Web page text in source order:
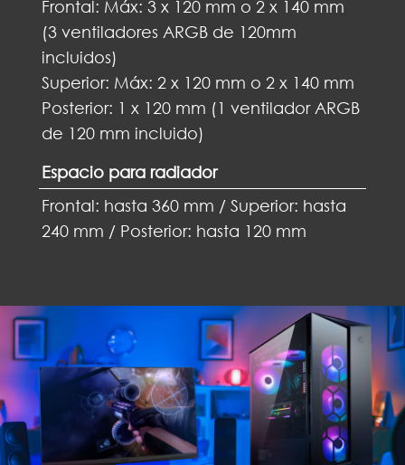
Frontal: Máx: 3 x 120 mm o 2 x 140 mm
(3 ventiladores ARGB de 120mm
incluidos)
Superior: Máx: 2 x 120 mm o 2 x 140 mm
Posterior: 1 x 120 mm (1 ventilador ARGB
de 120 mm incluido)
Espacio para radiador
Frontal: hasta 360 mm / Superior: hasta
240 mm / Posterior: hasta 120 mm